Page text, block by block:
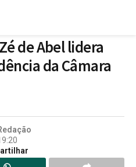
de Abel lidera
da Câmara